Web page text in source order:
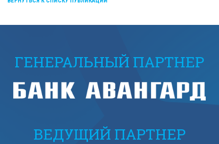
ГЕНЕРАЛЬНЫЙ ПАРТНЕР
ВЕДУЩИЙ ПАРТНЕР